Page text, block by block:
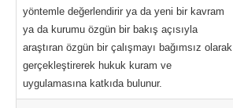
yöntemle değerlendirir ya da yeni bir kavram
ya da kurumu özgün bir bakış açısıyla
araştıran özgün bir çalışmayı bağımsız olarak
gerçekleştirerek hukuk kuram ve
uygulamasına katkıda bulunur.